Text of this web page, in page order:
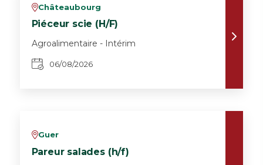
vChâteaubourg
Piéceur scie (H/F)
Agroalimentaire - Intérim
06/08/2026
vGuer
Pareur salades (h/f)